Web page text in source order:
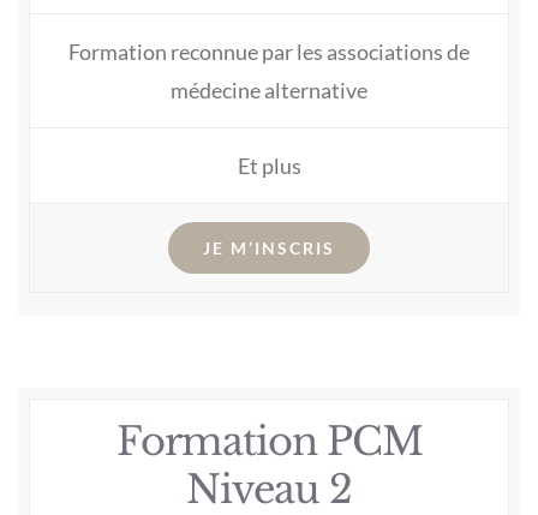
Formation reconnue par les associations de
médecine alternative
Et plus
JE M’INSCRIS
Formation PCM
Niveau 2